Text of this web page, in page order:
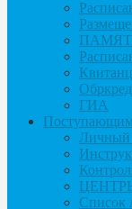
ГИА
Поступающим
Личный
Список